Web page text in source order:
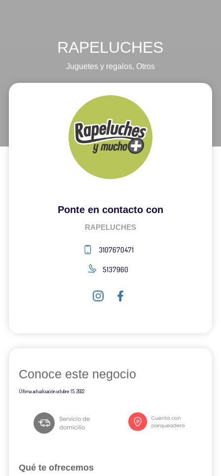
RAPELUCHES
Juguetes y regalos, Otros
Ponte en contacto con
RAPELUCHES
3107670471
5137960
Conoce este negocio
Última actualizaciónoctubre 15, 2022
Qué te ofrecemos